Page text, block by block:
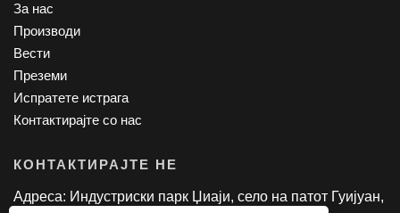
За нас
Производи
Вести
Преземи
Испратете истрага
Контактирајте со нас
КОНТАКТИРАЈТЕ НЕ
Адреса: Индустриски парк Џиаји, село на патот Гуијуан,